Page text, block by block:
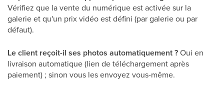
Vérifiez que la vente du numérique est activée sur la
galerie et qu'un prix vidéo est défini (par galerie ou par
défaut).
Le client reçoit-il ses photos automatiquement ?Oui en
livraison automatique (lien de téléchargement après
paiement) ; sinon vous les envoyez vous-même.